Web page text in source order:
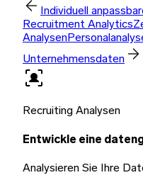
Individuell
Recruitment Analytics
Analysen
Unternehmensdaten
Recruiting Analysen
Entwickle eine
Analysieren Sie Ihre